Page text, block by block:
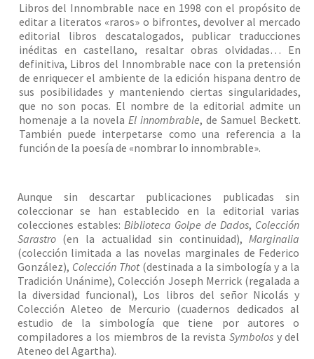
Libros del Innombrable nace en 1998 con el propósito de
editar a literatos «raros» o bifrontes, devolver al mercado
editorial libros descatalogados, publicar traducciones
inéditas en castellano, resaltar obras olvidadas… En
definitiva, Libros del Innombrable nace con la pretensión
de enriquecer el ambiente de la edición hispana dentro de
sus posibilidades y manteniendo ciertas singularidades,
que no son pocas. El nombre de la editorial admite un
homenaje a la novela El innombrable, de Samuel Beckett.
También puede interpetarse como una referencia a la
función de la poesía de «nombrar lo innombrable».
Aunque sin descartar publicaciones publicadas sin
coleccionar se han establecido en la editorial varias
colecciones estables: Biblioteca Golpe de Dados, Colección
Sarastro(en la actualidad sin continuidad),Marginalia
(colección limitada a las novelas marginales de Federico
González), Colección Thot(destinada a la simbología y a la
Tradición Unánime), Colección Joseph Merrick (regalada a
la diversidad funcional), Los libros del señor Nicolás y
Colección Aleteo de Mercurio (cuadernos dedicados al
estudio de la simbología que tiene por autores o
compiladores a los miembros de la revistaSymbolos y del
Ateneo del Agartha).